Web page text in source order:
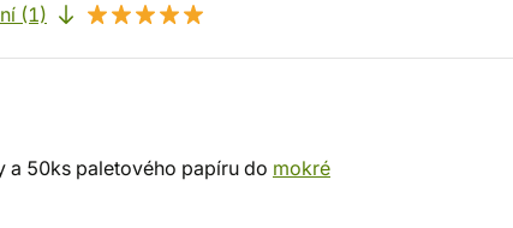
(1)
a 50ks paletového papíru do mokré